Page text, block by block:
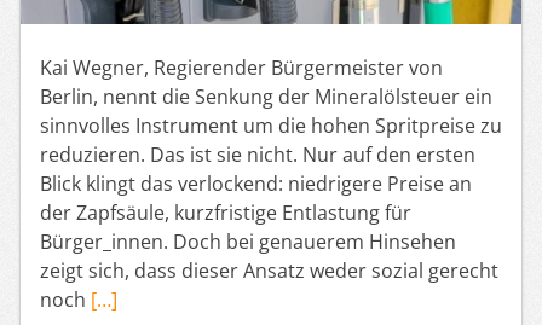
Kai Wegner, Regierender Bürgermeister von
Berlin, nennt die Senkung der Mineralölsteuer ein
sinnvolles Instrument um die hohen Spritpreise zu
reduzieren. Das ist sie nicht. Nur auf den ersten
Blick klingt das verlockend: niedrigere Preise an
der Zapfsäule, kurzfristige Entlastung für
Bürger_innen. Doch bei genauerem Hinsehen
zeigt sich, dass dieser Ansatz weder sozial gerecht
noch […]